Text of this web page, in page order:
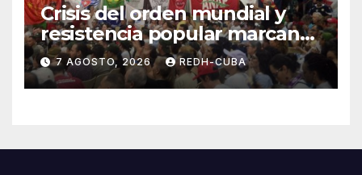
Crisis del orden mundial y
resistencia popular marcan
el inicio de la IV Asamblea
Continental de ALBA
Movimientos en Cuba
7 AGOSTO, 2026 REDH-CUBA